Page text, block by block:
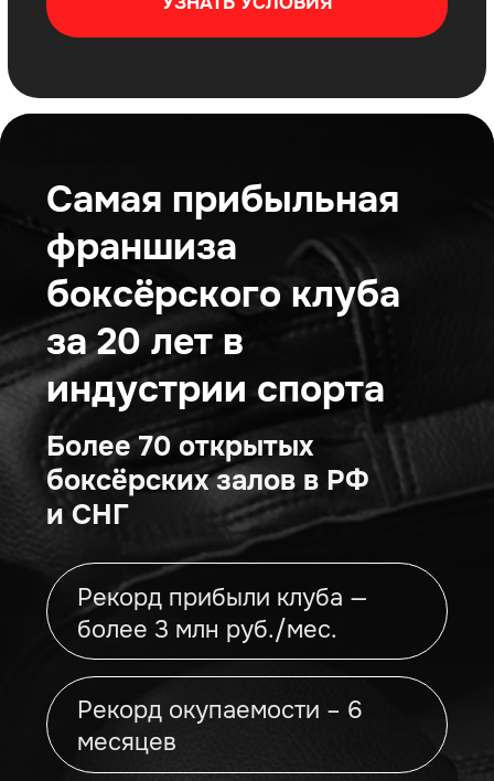
Рекорд прибыли клуба —
более 3 млн руб./мес.
Рекорд окупаемости – 6
месяцев
Франшиза, с которой ты
будешь зарабатывать
БЕЗ опыта работы
в данной нише
С поддержкой наших
специалистов
Получать клиентов уже
с первого месяца
ПОЛУЧИТЬ КОНСУЛЬТАЦИЮ
Открой бизнес в
нише с минимальной
конкуренцией
На рынке нет очевидных лидеров
среди боксёрских клубов